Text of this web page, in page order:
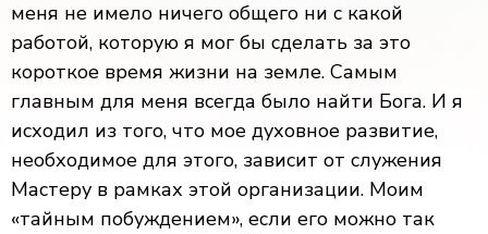
меня не имело ничего общего ни с какой
работой, которую я мог бы сделать за это
короткое время жизни на земле. Самым
главным для меня всегда было найти Бога. И я
исходил из того, что мое духовное развитие,
необходимое для этого, зависит от служения
Мастеру в рамках этой организации. Моим
«тайным побуждением», если его можно так